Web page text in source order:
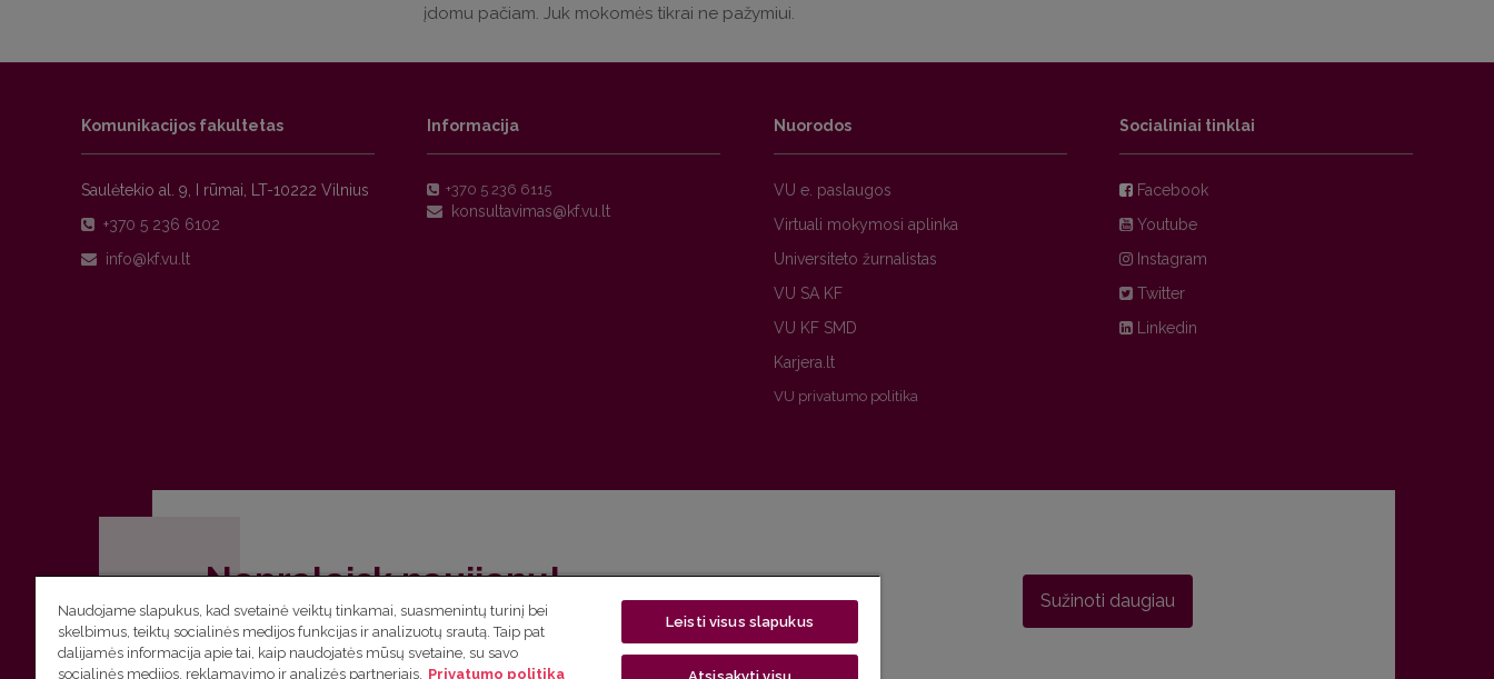
įdomu pačiam. Juk mokomės tikrai ne pažymiui.
Komunikacijos fakultetas
Saulėtekio al. 9, I rūmai, LT-10222 Vilnius
+370 5 236 6102
Informacija
+370 5 236 6115
Nuorodos
VU e. paslaugos
Virtuali mokymosi aplinka
Universiteto žurnalistas
VU SA KF
VU KF SMD
Karjera.lt
VU privatumo politika
Socialiniai tinklai
Facebook
Youtube
Instagram
Twitter
Linkedin
Nepraleisk naujienų!
Užsiprenumeruok Komunikacijos fakulteto naujienlaiškį ir sužinok aktualijas pirmas!
Sužinoti daugiau
Naudojame slapukus, kad svetainė veiktų tinkamai, suasmenintų turinį bei
skelbimus, teiktų socialinės medijos funkcijas ir analizuotų srautą. Taip pat
dalijamės informacija apie tai, kaip naudojatės mūsų svetaine, su savo
socialinės medijos, reklamavimo ir analizės partneriais. Privatumo politika
Leisti visus slapukus